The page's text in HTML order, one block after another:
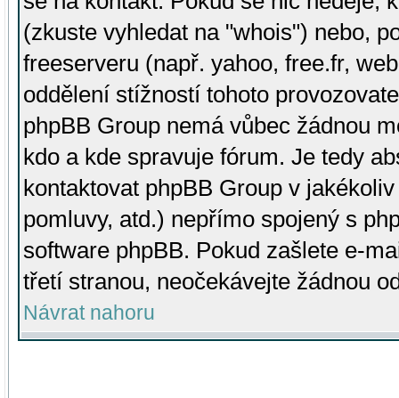
(zkuste vyhledat na "whois") nebo,
freeserveru (např. yahoo, free.fr,
oddělení stížností tohoto
phpBB Group nemá vůbec žádnou
kdo a kde spravuje fórum. Je tedy
kontaktovat phpBB Group v
pomluvy, atd.) nepřímo spojený s
software phpBB. Pokud zašlete e-
třetí stranou, neočekávejte žádnou
Návrat nahoru